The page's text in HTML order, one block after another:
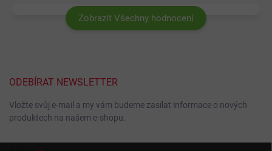
Zobrazit Všechny hodnocení
ODEBÍRAT NEWSLETTER
Vložte svůj e-mail a my vám budeme zasílat informace o nových
produktech na našem e-shopu.